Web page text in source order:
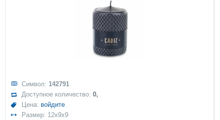
Символ: 142791
Доступное количество:0,
Цена: войдите
Размер: 12x9x9